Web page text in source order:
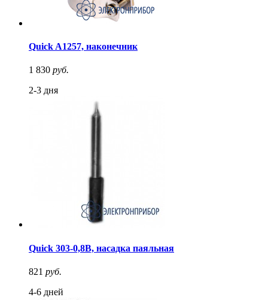
Quick A1257, наконечник
1 830 руб.
2-3 дня
Quick 303-0,8B, насадка паяльная
821 руб.
4-6 дней